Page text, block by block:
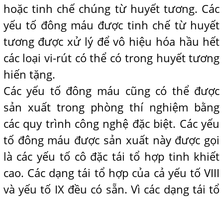
hoặc tinh chế chúng từ huyết tương. Các
yếu tố đông máu được tinh chế từ huyết
tương được xử lý để vô hiệu hóa hầu hết
các loại vi-rút có thể có trong huyết tương
hiến tặng.
Các yếu tố đông máu cũng có thể được
sản xuất trong phòng thí nghiệm bằng
các quy trình công nghệ đặc biệt. Các yếu
tố đông máu được sản xuất này được gọi
là các yếu tố cô đặc tái tổ hợp tinh khiết
cao. Các dạng tái tổ hợp của cả yếu tố VIII
và yếu tố IX đều có sẵn. Vì các dạng tái tổ